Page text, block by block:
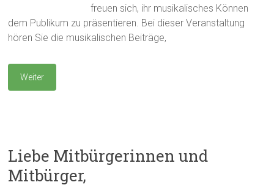
freuen sich, ihr musikalisches Können
dem Publikum zu präsentieren. Bei dieser Veranstaltung
hören Sie die musikalischen Beiträge,
Weiter
Liebe Mitbürgerinnen und
Mitbürger,